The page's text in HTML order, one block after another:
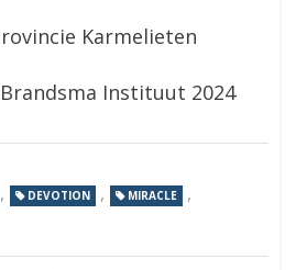
Karmelieten
Instituut 2024
, DEVOTION , MIRACLE ,